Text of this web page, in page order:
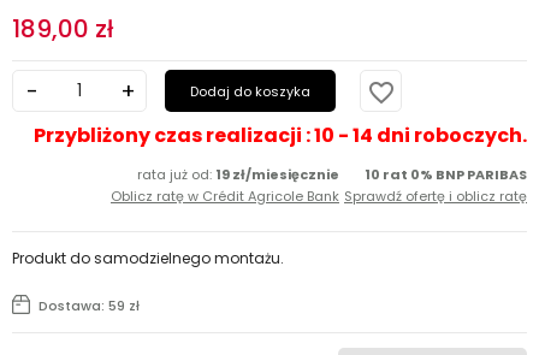
189,00 zł
Dodaj do koszyka favorite_border
Przybliżony czas realizacji : 10 - 14 dni roboczych.
rata już od: 19 zł/miesięcznie
Oblicz ratę w Crédit Agricole Bank
10 rat 0% BNP PARIBAS
Sprawdź ofertę i oblicz ratę
Dostawa: 59 zł
Produkt do samodzielnego montażu.